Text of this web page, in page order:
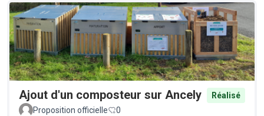
Ajout d'un composteur sur Ancely
Réalisé
Proposition officielle
0